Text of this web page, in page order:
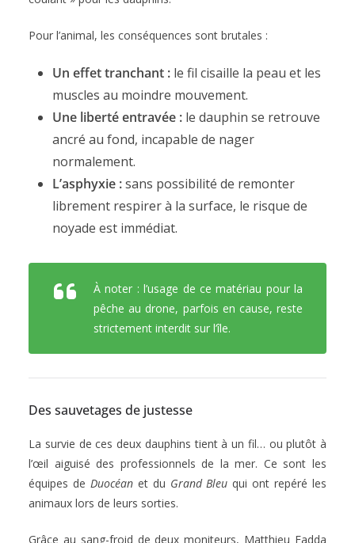
Pour l’animal, les conséquences sont brutales :
Un effet tranchant : le fil cisaille la peau et les
muscles au moindre mouvement.
Une liberté entravée : le dauphin se retrouve
ancré au fond, incapable de nager
normalement.
L’asphyxie :sans possibilité de remonter
librement respirer à la surface, le risque de
noyade est immédiat.
À noter : l’usage de ce matériau pour la
pêche au drone, parfois en cause, reste
strictement interdit sur l’île.
Des sauvetages de justesse
La survie de ces deux dauphins tient à un fil… ou plutôt à
l’œil aiguisé des professionnels de la mer. Ce sont les
équipes de Duocéanet du Grand Bleu qui ont repéré les
animaux lors de leurs sorties.
Grâce au sang-froid de deux moniteurs, Matthieu Fadda